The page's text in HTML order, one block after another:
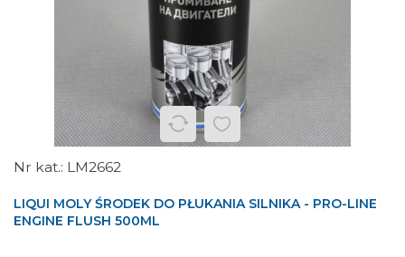
LM2662
LIQUI MOLY ŚRODEK DO PŁUKANIA SILNIKA - PRO-LINE
ENGINE FLUSH 500ML